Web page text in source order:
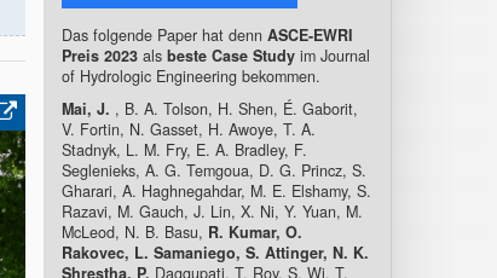
Das folgende Paper hat denn ASCE-EWRI
Preis 2023als beste Case Studyim Journal
of Hydrologic Engineering bekommen.
Mai, J. , B. A. Tolson, H. Shen, É. Gaborit,
V. Fortin, N. Gasset, H. Awoye, T. A.
Stadnyk, L. M. Fry, E. A. Bradley, F.
Seglenieks, A. G. Temgoua, D. G. Princz, S.
Gharari, A. Haghnegahdar, M. E. Elshamy, S.
Razavi, M. Gauch, J. Lin, X. Ni, Y. Yuan, M.
McLeod, N. B. Basu, R. Kumar, O.
Rakovec, L. Samaniego, S. Attinger, N. K.
Shrestha, P. Daggupati, T. Roy, S. Wi, T.